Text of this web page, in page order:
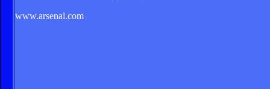
www.arsenal.com